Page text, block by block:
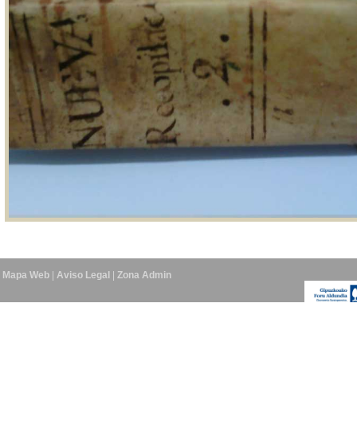
Mapa Web| Aviso Legal Zona Admin